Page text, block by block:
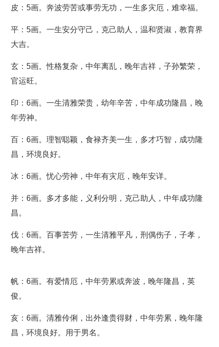
皮：5画。奔波劳苦或事劳无功，一生多灾厄，难幸福。
平：5画。一生安分守己，克己助人，温和贤淑，教育界
大吉。
玄：5画。性格复杂，中年离乱，晚年吉祥，子孙繁荣，
官运旺。
印：6画。一生清雅荣贵，幼年辛苦，中年成功隆昌，晚
年劳神。
百：6画。理智聪颖，食禄齐美一生，多才巧智，成功隆
昌，环境良好。
冰：6画。忧心劳神，中年有灾厄，晚年安详。
并：6画。多才多能，义利分明，克己助人，中年成功隆
昌。
伐：6画。百事苦劳，一生清雅平凡，刑偶伤子，子孝，
晚年吉祥。
帆：6画。有爱情厄，中年劳累或奔波，晚年隆昌，英
俊。
亥：6画。清雅伶俐，出外逢贵得财，中年劳累，晚年隆
昌，环境良好。用于男名。